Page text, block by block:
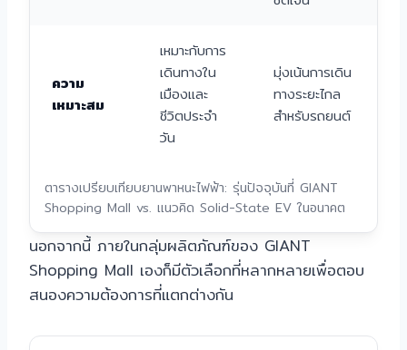
ตารางเปรียบเทียบยานพาหนะไฟฟ้า: รุ่นปัจจุบันที่ GIANT
Shopping Mall vs. แนวคิด Solid-State EV ในอนาคต
ความ
เหมาะสม
เหมาะกับการ
เดินทางใน
เมืองและ
ชีวิตประจำ
วัน
มุ่งเน้นการเดิน
ทางระยะไกล
สำหรับรถยนต์
นอกจากนี้ ภายในกลุ่มผลิตภัณฑ์ของ GIANT
Shopping Mall เองก็มีตัวเลือกที่หลากหลายเพื่อตอบ
สนองความต้องการที่แตกต่างกัน